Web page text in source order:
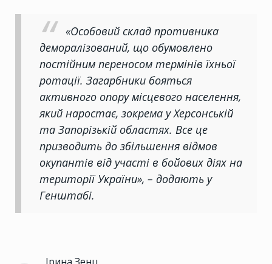
«Особовий склад противника
деморалізований, що обумовлено
постійним переносом термінів їхньої
ротації. Загарбники бояться
активного опору місцевого населення,
який наростає, зокрема у Херсонській
та Запорізькій областях. Все це
призводить до збільшення відмов
окупантів від участі в бойових діях на
території України», – додають у
Генштабі.